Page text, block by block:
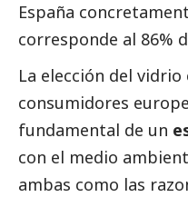
España
corresponde al 86%
La elección del
consumidores
fundamental de un
con el medio
ambas como las